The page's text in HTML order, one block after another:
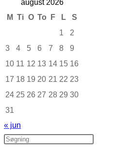
august 2026
M Ti O To F L
S
1
2
3
4 5 6 7 8
9
10 11 12 13 14 15 16
17 18 19 20 21 22 23
24 25 26 27 28 29 30
31
« jun